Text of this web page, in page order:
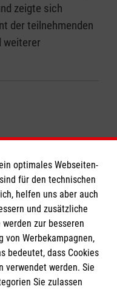
zeigte sich
der teilnehmenden
weiterer
optimales Webseiten-
für den technischen
helfen uns aber auch
und zusätzliche
zur besseren
von Werbekampagnen,
bedeutet, dass Cookies
verwendet werden. Sie
Sie zulassen